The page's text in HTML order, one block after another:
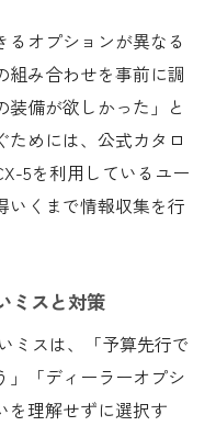
るオプションが異なる
組み合わせを事前に調
備が欲しかった」と
めには、公式カタロ
5を利用しているユー
いくまで情報収集を行
ミスと対策
ミスは、「予算先行で
」「ディーラーオプシ
を理解せずに選択す